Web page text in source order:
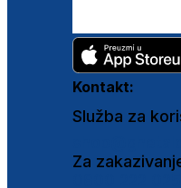
Kontakt:
Služba za
Za